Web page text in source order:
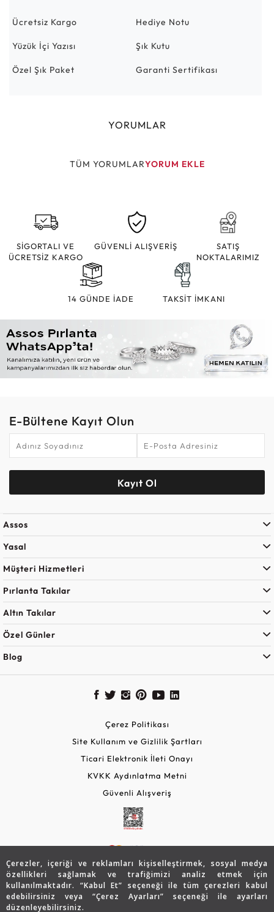
Çerezler, içeriği ve reklamları kişiselleştirmek, sosyal medya
özellikleri sağlamak ve trafiğimizi analiz etmek için
kullanılmaktadır. “Kabul Et” seçeneği ile tüm çerezleri kabul
edebilirsiniz veya “Çerez Ayarları” seçeneği ile ayarları
düzenleyebilirsiniz.
Ücretsiz Kargo Hediye Notu
Yüzük İçi Yazısı Şık Kutu
Özel Şık Paket Garanti Sertifikası
YORUMLAR
TÜM YORUMLARYORUM EKLE
SİGORTALI VE
ÜCRETSİZ KARGO
GÜVENLİ ALIŞVERİŞ
SATIŞ
NOKTALARIMIZ
14 GÜNDE İADE TAKSİT İMKANI
E-Bültene Kayıt Olun
Kayıt Ol
Assos
Yasal
Müşteri Hizmetleri
Pırlanta Takılar
Altın Takılar
Özel Günler
Blog
© 2026 Assos Diamond
Çerez Politikası
Site Kullanım ve Gizlilik Şartları
Ticari Elektronik İleti Onayı
KVKK Aydınlatma Metni
Güvenli Alışveriş